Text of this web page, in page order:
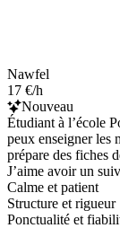
Nawfel
17 €/h
Nouveau
Étudiant à l’école
peux enseigner les
prépare des fiches
J’aime avoir un
Calme et patient
Structure et rigueur
Ponctualité et